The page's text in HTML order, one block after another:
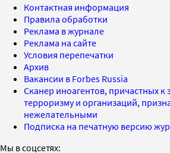
Контактная информация
Правила обработки
Реклама в журнале
Реклама на сайте
Условия перепечатки
Архив
Вакансии в Forbes Russia
Сканер иноагентов, причастных к
терроризму и организаций,
нежелательными
Подписка на печатную версию
Мы в соцсетях: